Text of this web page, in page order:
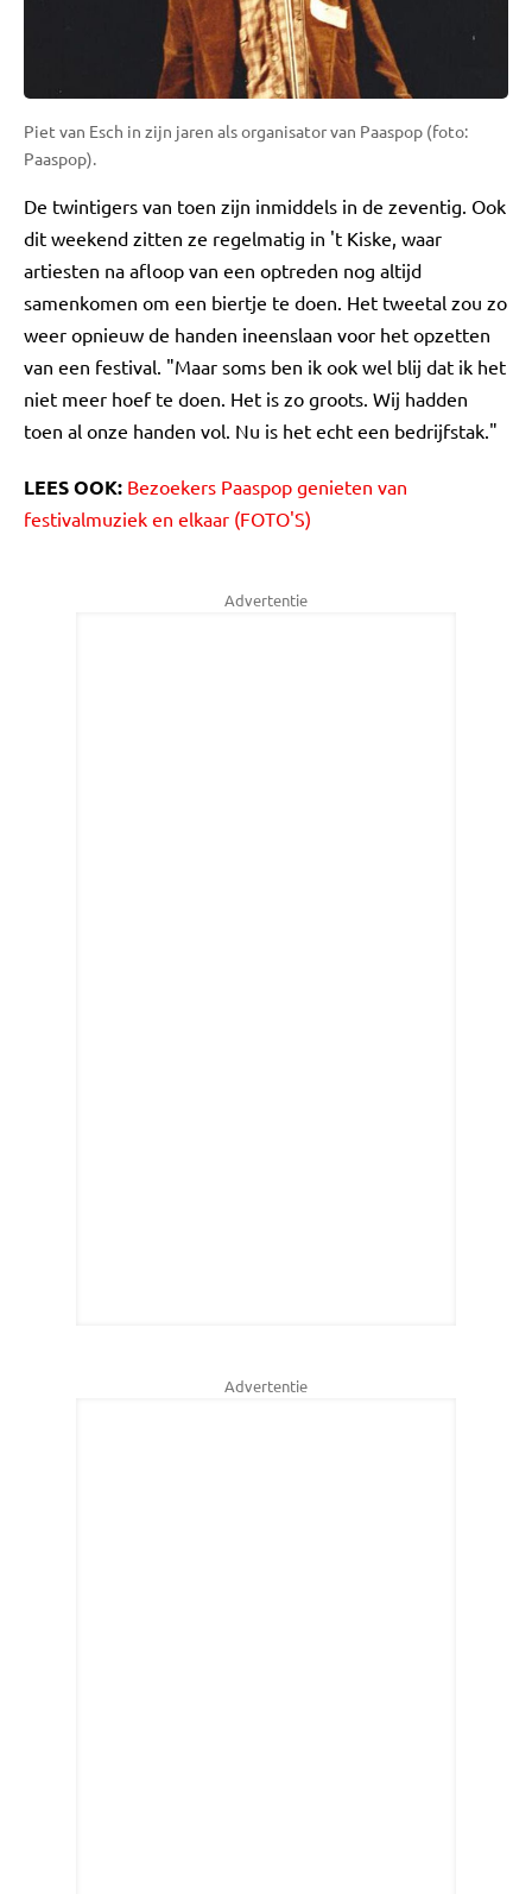
Piet van Esch in zijn jaren als organisator van Paaspop (foto:
Paaspop).
De twintigers van toen zijn inmiddels in de zeventig. Ook
dit weekend zitten ze regelmatig in 't Kiske, waar
artiesten na afloop van een optreden nog altijd
samenkomen om een biertje te doen. Het tweetal zou zo
weer opnieuw de handen ineenslaan voor het opzetten
van een festival. "Maar soms ben ik ook wel blij dat ik het
niet meer hoef te doen. Het is zo groots. Wij hadden
toen al onze handen vol. Nu is het echt een bedrijfstak."
LEES OOK: Bezoekers Paaspop genieten van
festivalmuziek en elkaar (FOTO'S)
Advertentie
Advertentie